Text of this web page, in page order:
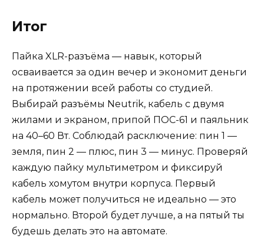
Итог
Пайка XLR-разъёма — навык, который
осваивается за один вечер и экономит деньги
на протяжении всей работы со студией.
Выбирай разъёмы Neutrik, кабель с двумя
жилами и экраном, припой ПОС-61 и паяльник
на 40–60 Вт. Соблюдай расключение: пин 1 —
земля, пин 2 — плюс, пин 3 — минус. Проверяй
каждую пайку мультиметром и фиксируй
кабель хомутом внутри корпуса. Первый
кабель может получиться не идеально — это
нормально. Второй будет лучше, а на пятый ты
будешь делать это на автомате.